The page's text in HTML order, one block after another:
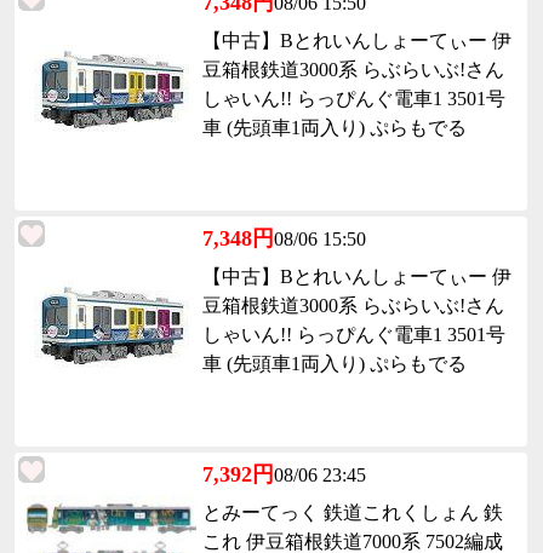
【中古】Bとれいんしょーてぃー 伊
豆箱根鉄道3000系 らぶらいぶ!さん
しゃいん!! らっぴんぐ電車1 3501号
車 (先頭車1両入り) ぷらもでる
7,348円08/06 15:50
【中古】Bとれいんしょーてぃー 伊
豆箱根鉄道3000系 らぶらいぶ!さん
しゃいん!! らっぴんぐ電車1 3501号
車 (先頭車1両入り) ぷらもでる
7,392円08/06 23:45
とみーてっく 鉄道これくしょん 鉄
これ 伊豆箱根鉄道7000系 7502編成